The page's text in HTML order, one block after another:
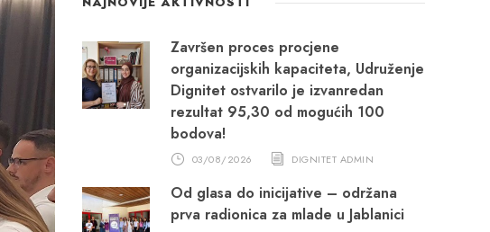
Završen proces procjene
organizacijskih kapaciteta, Udruženje
Dignitet ostvarilo je izvanredan
rezultat 95,30 od mogućih 100
bodova!
03/08/2026 DIGNITET ADMIN
Od glasa do inicijative – održana
prva radionica za mlade u Jablanici